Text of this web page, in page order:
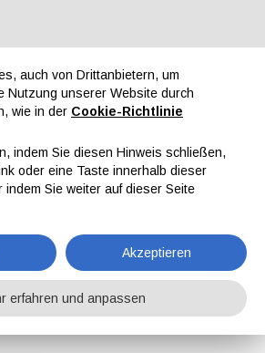
Reservierter Bereich
EN IT DE ES
Suche nach Kategorie Rohstoffe für Farben und Lacke
auch von Drittanbietern, um
Nutzung unserer Website durch
wie in der Cookie-Richtlinie
indem Sie diesen Hinweis schließen,
oder eine Taste innerhalb dieser
indem Sie weiter auf dieser Seite
Akzeptieren
erfahren und anpassen